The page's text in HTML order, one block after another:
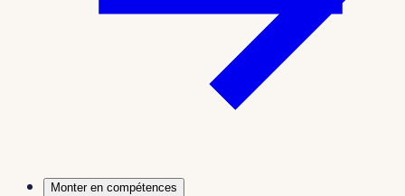
Monter en compétences